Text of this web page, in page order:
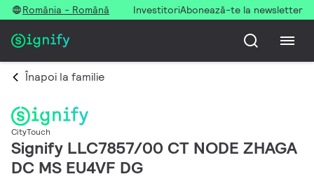
România - Română InvestitoriAbonează-te la newsletter
Înapoi la familie
CityTouch
Signify LLC7857/00 CT NODE ZHAGA
DC MS EU4VF DG